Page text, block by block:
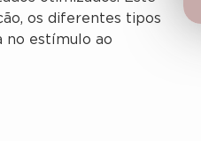
os diferentes tipos
no estímulo ao